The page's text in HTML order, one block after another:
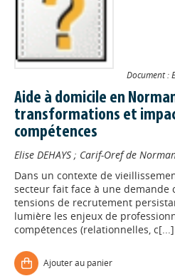
Document :
Aide à domicile en
transformations et
compétences
Elise DEHAYS ; Carif-Oref de
Dans un contexte de
secteur fait face à une demande
tensions de recrutement
lumière les enjeux de
compétences (relationnelles, c[...]
Ajouter au panier